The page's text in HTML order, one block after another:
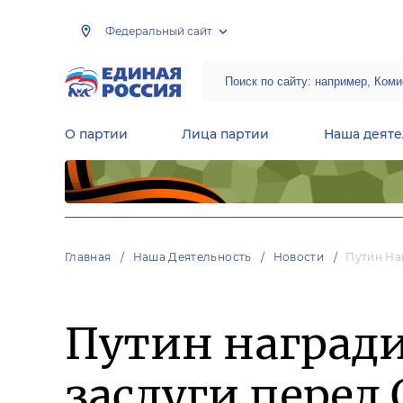
Федеральный сайт
О партии Лица партии Наша
Главная Наша Деятельность Новости Путин
Путин